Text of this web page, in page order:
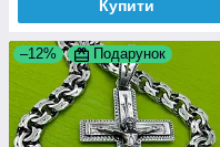
Купити
–12% Подарунок